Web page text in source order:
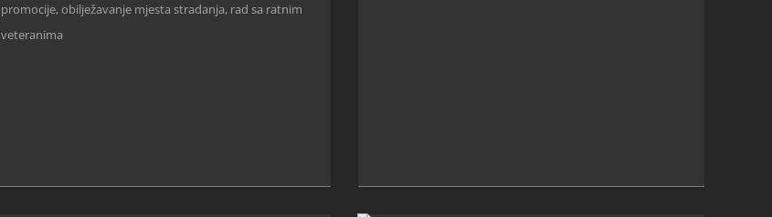
promocije,obilježavanje mjesta stradanja, rad sa ratnim
veteranima